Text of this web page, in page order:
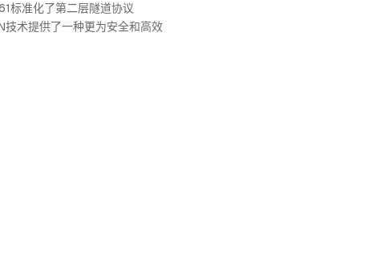
标准化了第二层隧道协议
技术提供了一种更为安全和高效